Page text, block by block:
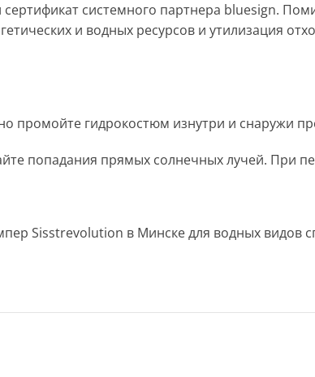
системного партнера bluesign.
и водных ресурсов и утилизация
промойте гидрокостюм изнутри и снаружи
попадания прямых солнечных лучей. При
Sisstrevolution в Минске для водных видов